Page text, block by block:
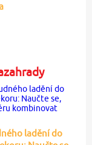
ladění do